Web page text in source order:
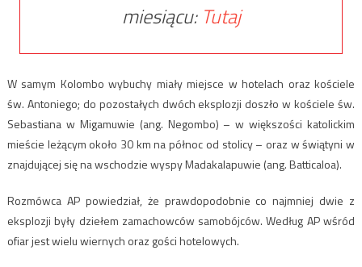
miesiącu: Tutaj
W samym Kolombo wybuchy miały miejsce w hotelach oraz kościele
św. Antoniego; do pozostałych dwóch eksplozji doszło w kościele św.
Sebastiana w Migamuwie (ang. Negombo) – w większości katolickim
mieście leżącym około 30 km na północ od stolicy – oraz w świątyni w
znajdującej się na wschodzie wyspy Madakalapuwie (ang. Batticaloa).
Rozmówca AP powiedział, że prawdopodobnie co najmniej dwie z
eksplozji były dziełem zamachowców samobójców. Według AP wśród
ofiar jest wielu wiernych oraz gości hotelowych.